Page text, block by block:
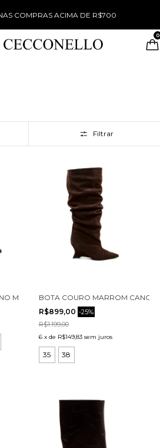
SALE TUDO COM 50% OFF
0
Filtrar
MÉDIO CECCONELLO 2619006-5
BOTA COURO MARROM CANO
R$899,00 -25%
R$1.199,00
6 x de R$149,83 sem juros
35 38